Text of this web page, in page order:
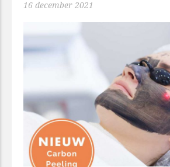
16 december 2021